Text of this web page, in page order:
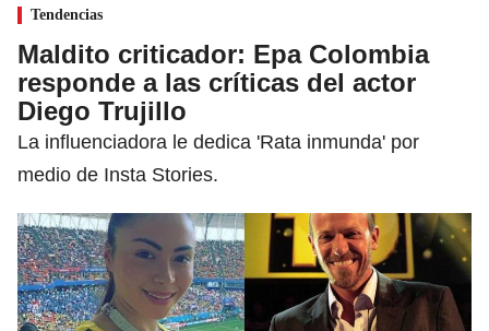
Tendencias
Maldito criticador: Epa Colombia
responde a las críticas del actor
Diego Trujillo
La influenciadora le dedica 'Rata inmunda' por
medio de Insta Stories.